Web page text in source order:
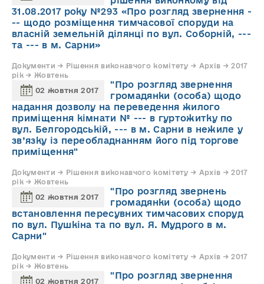
31.08.2017 року №293 «Про розгляд звернення -
-- щодо розміщення тимчасової споруди на
власній земельній ділянці по вул. Соборній, ---
та --- в м. Сарни»
Документи → Рішення виконавчого комітету → Архів → 2017
рік → Жовтень
02 жовтня 2017
"Про розгляд звернення
громадянки (особа) щодо
надання дозволу на переведення жилого
приміщення кімнати № --- в гуртожитку по
вул. Белгородській, --- в м. Сарни в нежиле у
зв’язку із переобладнанням його під торгове
приміщення"
Документи → Рішення виконавчого комітету → Архів → 2017
рік → Жовтень
02 жовтня 2017
"Про розгляд звернень
громадянки (особа) щодо
встановлення пересувних тимчасових споруд
по вул. Пушкіна та по вул. Я. Мудрого в м.
Сарни"
Документи → Рішення виконавчого комітету → Архів → 2017
рік → Жовтень
02 жовтня 2017
"Про розгляд звернення